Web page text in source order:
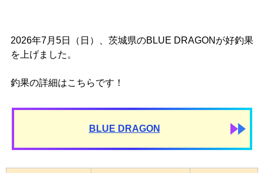
2026年7月5日（日）、茨城県のBLUE DRAGONが好釣果
を上げました。
釣果の詳細はこちらです！
BLUE DRAGON